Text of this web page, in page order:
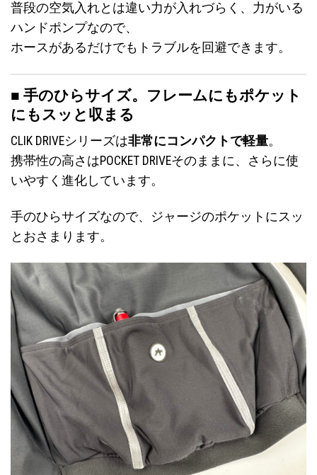
普段の空気入れとは違い力が入れづらく、力がいる
ハンドポンプなので、
ホースがあるだけでもトラブルを回避できます。
■ 手のひらサイズ。フレームにもポケット
にもスッと収まる
CLIK DRIVEシリーズは非常にコンパクトで軽量。
携帯性の高さはPOCKET DRIVEそのままに、さらに使
いやすく進化しています。
手のひらサイズなので、ジャージのポケットにスッ
とおさまります。